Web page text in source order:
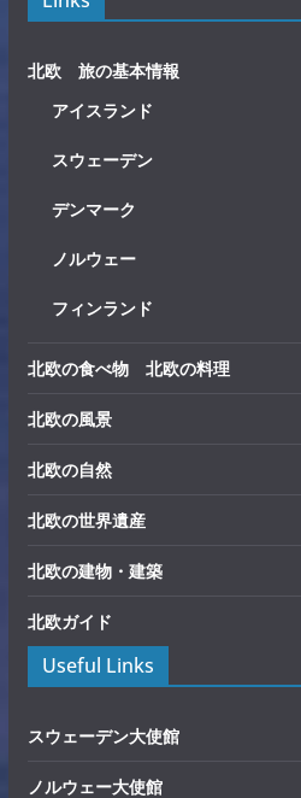
北欧 旅の基本情報
アイスランド
スウェーデン
デンマーク
ノルウェー
フィンランド
北欧の食べ物 北欧の料理
北欧の風景
北欧の自然
北欧の世界遺産
北欧の建物・建築
北欧ガイド
Useful Links
スウェーデン大使館
ノルウェー大使館